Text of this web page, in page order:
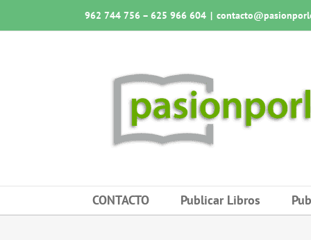
al
962 744 756 – 625 966 604 |
CONTACTO Publicar Libros